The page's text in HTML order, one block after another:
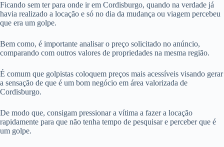
Ficando sem ter para onde ir em Cordisburgo, quando na verdade já
havia realizado a locação e só no dia da mudança ou viagem percebeu
que era um golpe.
Bem como, é importante analisar o preço solicitado no anúncio,
comparando com outros valores de propriedades na mesma região.
É comum que golpistas coloquem preços mais acessíveis visando gerar
a sensação de que é um bom negócio em área valorizada de
Cordisburgo.
De modo que, consigam pressionar a vítima a fazer a locação
rapidamente para que não tenha tempo de pesquisar e perceber que é
um golpe.